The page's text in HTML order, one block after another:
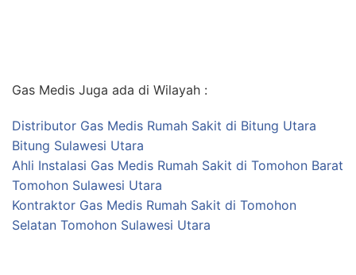
Gas Medis Juga ada di Wilayah :
Distributor Gas Medis Rumah Sakit di Bitung Utara
Bitung Sulawesi Utara
Ahli Instalasi Gas Medis Rumah Sakit di Tomohon Barat
Tomohon Sulawesi Utara
Kontraktor Gas Medis Rumah Sakit di Tomohon
Selatan Tomohon Sulawesi Utara